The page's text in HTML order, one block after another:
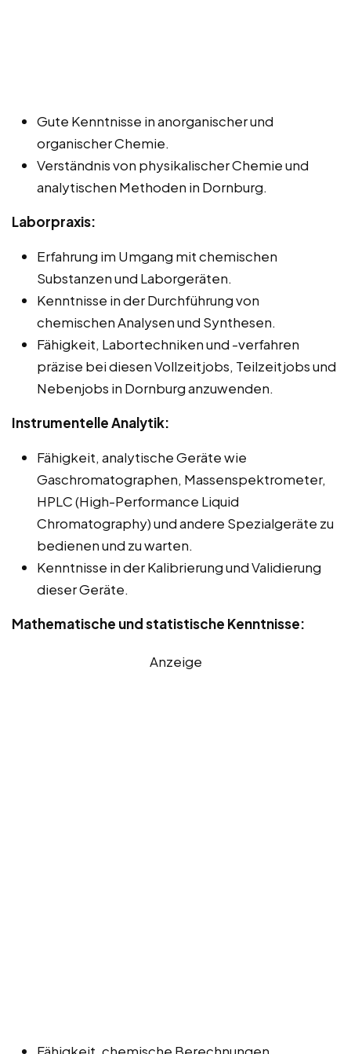
Gute Kenntnisse in anorganischer und
organischer Chemie.
Verständnis von physikalischer Chemie und
analytischen Methoden in Dornburg.
Laborpraxis:
Erfahrung im Umgang mit chemischen
Substanzen und Laborgeräten.
Kenntnisse in der Durchführung von
chemischen Analysen und Synthesen.
Fähigkeit, Labortechniken und -verfahren
präzise bei diesen Vollzeitjobs, Teilzeitjobs und
Nebenjobs in Dornburg anzuwenden.
Instrumentelle Analytik:
Fähigkeit, analytische Geräte wie
Gaschromatographen, Massenspektrometer,
HPLC (High-Performance Liquid
Chromatography) und andere Spezialgeräte zu
bedienen und zu warten.
Kenntnisse in der Kalibrierung und Validierung
dieser Geräte.
Mathematische und statistische Kenntnisse:
Anzeige